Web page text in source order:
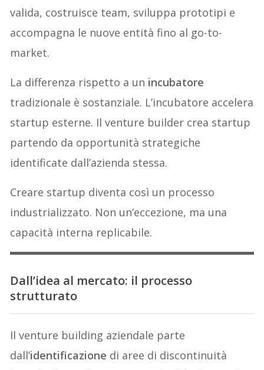
valida, costruisce team, sviluppa prototipi e
accompagna le nuove entità fino al go-to-
market.
La differenza rispetto a un incubatore
tradizionale è sostanziale. L’incubatore accelera
startup esterne. Il venture builder crea startup
partendo da opportunità strategiche
identificate dall’azienda stessa.
Creare startup diventa così un processo
industrializzato. Non un’eccezione, ma una
capacità interna replicabile.
Dall’idea al mercato: il processo
strutturato
Il venture building aziendale parte
dall’identificazione di aree di discontinuità